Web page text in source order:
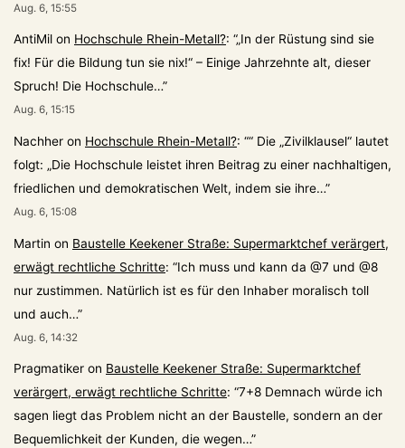
Aug. 6, 15:55
AntiMil on Hochschule Rhein-Metall?: “„In der Rüstung sind sie
fix! Für die Bildung tun sie nix!“ – Einige Jahrzehnte alt, dieser
Spruch! Die Hochschule…”
Aug. 6, 15:15
Nachher on Hochschule Rhein-Metall?: ““ Die „Zivilklausel“ lautet
folgt: „Die Hochschule leistet ihren Beitrag zu einer nachhaltigen,
friedlichen und demokratischen Welt, indem sie ihre…”
Aug. 6, 15:08
Martin on Baustelle Keekener Straße: Supermarktchef verärgert,
erwägt rechtliche Schritte: “Ich muss und kann da @7 und @8
nur zustimmen. Natürlich ist es für den Inhaber moralisch toll
und auch…”
Aug. 6, 14:32
Pragmatiker on Baustelle Keekener Straße: Supermarktchef
verärgert, erwägt rechtliche Schritte: “7+8 Demnach würde ich
sagen liegt das Problem nicht an der Baustelle, sondern an der
Bequemlichkeit der Kunden, die wegen…”